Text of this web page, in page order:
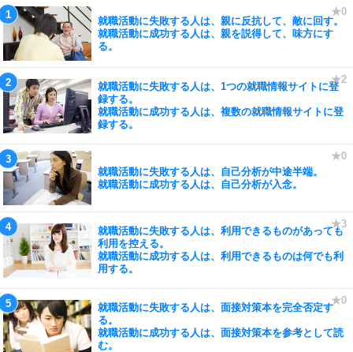
就職活動に失敗する人は、親に反抗して、敵に回す。
就職活動に成功する人は、親を説得して、味方にす
る。
就職活動に失敗する人は、1つの就職情報サイトに登
録する。
就職活動に成功する人は、複数の就職情報サイトに登
録する。
就職活動に失敗する人は、自己分析が中途半端。
就職活動に成功する人は、自己分析が入念。
就職活動に失敗する人は、利用できるものがあっても
利用を控える。
就職活動に成功する人は、利用できるものは何でも利
用する。
就職活動に失敗する人は、面接対策本を完全否定す
る。
就職活動に成功する人は、面接対策本を参考として読
む。